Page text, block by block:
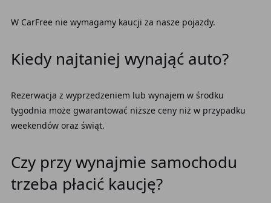
W CarFree nie wymagamy kaucji za nasze pojazdy.
Kiedy najtaniej wynająć auto?
Rezerwacja z wyprzedzeniem lub wynajem w środku
tygodnia może gwarantować niższe ceny niż w przypadku
weekendów oraz świąt.
Czy przy wynajmie samochodu
trzeba płacić kaucję?